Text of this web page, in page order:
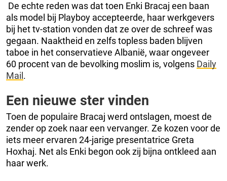
De echte reden was dat toen Enki Bracaj een baan
als model bij Playboy accepteerde, haar werkgevers
bij het tv-station vonden dat ze over de schreef was
gegaan. Naaktheid en zelfs topless baden blijven
taboe in het conservatieve Albanië, waar ongeveer
60 procent van de bevolking moslim is, volgens Daily
Mail .
Een nieuwe ster vinden
Toen de populaire Bracaj werd ontslagen, moest de
zender op zoek naar een vervanger. Ze kozen voor de
iets meer ervaren 24-jarige presentatrice Greta
Hoxhaj. Net als Enki begon ook zij bijna ontkleed aan
haar werk.